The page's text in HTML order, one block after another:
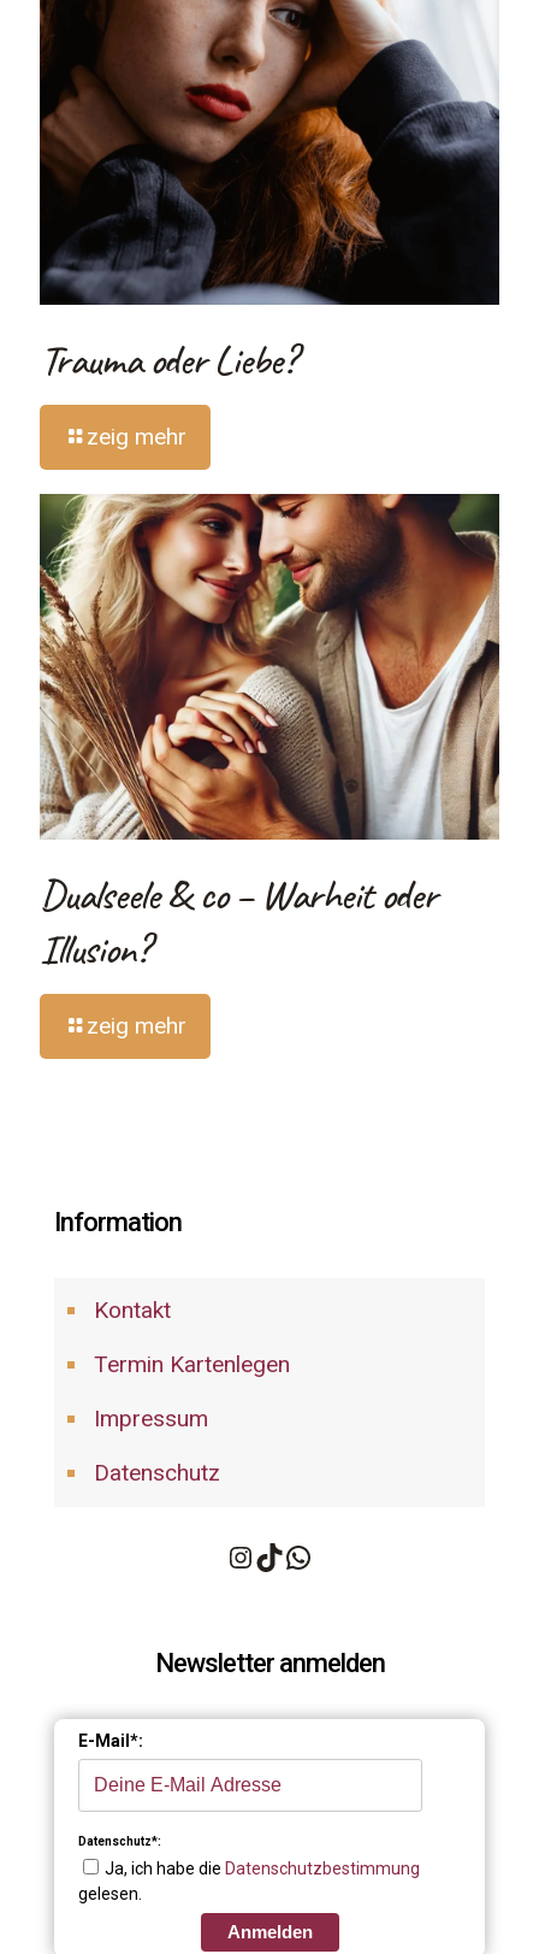
Trauma oder Liebe?
zeig mehr
Dualseele & co – Warheit oder
Illusion?
zeig mehr
Information
Kontakt
Termin Kartenlegen
Impressum
Datenschutz
Instagram
TikTok
WhatsApp
Newsletter anmelden
E-Mail*:
Datenschutz*:
Ja, ich habe die Datenschutzbestimmung
gelesen.
Anmelden